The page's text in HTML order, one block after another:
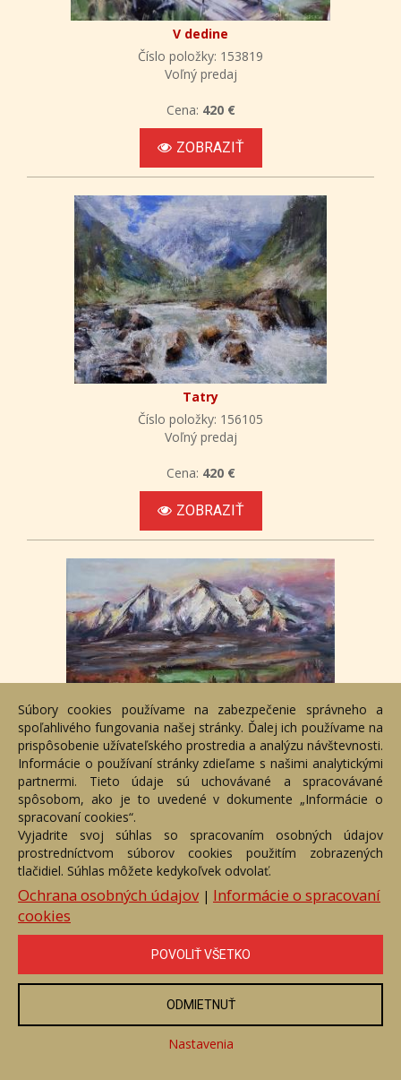
V dedine
Číslo položky: 153819
Voľný predaj
Cena: 420 €
ZOBRAZIŤ
Tatry
Číslo položky: 156105
Voľný predaj
Cena: 420 €
ZOBRAZIŤ
Tatry
Číslo položky: 167848
Voľný predaj
Cena:590 €
ZOBRAZIŤ
Súbory cookies používame na zabezpečenie správneho a
spoľahlivého fungovania našej stránky. Ďalej ich používame na
prispôsobenie užívateľského prostredia a analýzu návštevnosti.
Informácie o používaní stránky zdieľame s našimi analytickými
partnermi. Tieto údaje sú uchovávané a spracovávané
spôsobom, ako je to uvedené v dokumente „Informácie o
spracovaní cookies“.
Vyjadrite svoj súhlas so spracovaním osobných údajov
prostredníctvom súborov cookies použitím zobrazených
tlačidiel. Súhlas môžete kedykoľvek odvolať.
Ochrana osobných údajov| Informácie o spracovaní
cookies
POVOLIŤ VŠETKO
ODMIETNUŤ
Nastavenia